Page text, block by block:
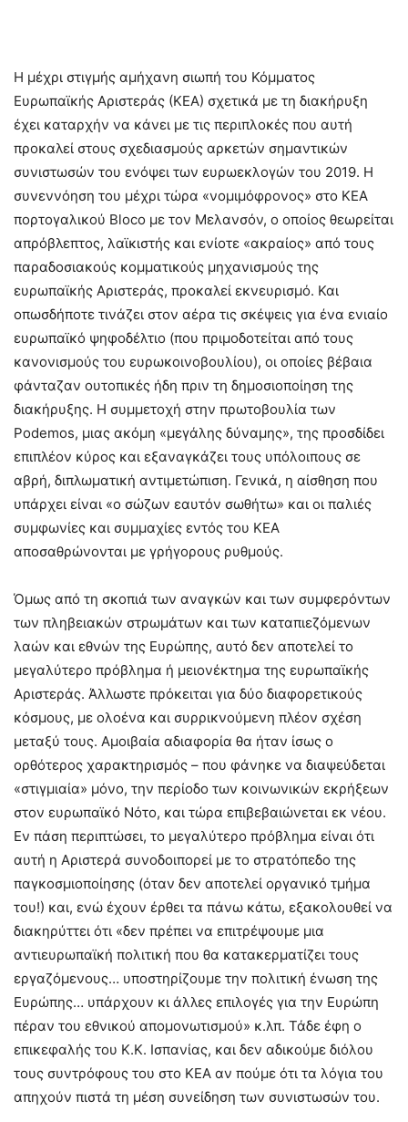
Η μέχρι στιγμής αμήχανη σιωπή του Κόμματος
Ευρωπαϊκής Αριστεράς (ΚΕΑ) σχετικά με τη διακήρυξη
έχει καταρχήν να κάνει με τις περιπλοκές που αυτή
προκαλεί στους σχεδιασμούς αρκετών σημαντικών
συνιστωσών του ενόψει των ευρωεκλογών του 2019. Η
συνεννόηση του μέχρι τώρα «νομιμόφρονος» στο ΚΕΑ
πορτογαλικού Bloco με τον Μελανσόν, ο οποίος θεωρείται
απρόβλεπτος, λαϊκιστής και ενίοτε «ακραίος» από τους
παραδοσιακούς κομματικούς μηχανισμούς της
ευρωπαϊκής Αριστεράς, προκαλεί εκνευρισμό. Και
οπωσδήποτε τινάζει στον αέρα τις σκέψεις για ένα ενιαίο
ευρωπαϊκό ψηφοδέλτιο (που πριμοδοτείται από τους
κανονισμούς του ευρωκοινοβουλίου), οι οποίες βέβαια
φάνταζαν ουτοπικές ήδη πριν τη δημοσιοποίηση της
διακήρυξης. Η συμμετοχή στην πρωτοβουλία των
Podemos, μιας ακόμη «μεγάλης δύναμης», της προσδίδει
επιπλέον κύρος και εξαναγκάζει τους υπόλοιπους σε
αβρή, διπλωματική αντιμετώπιση. Γενικά, η αίσθηση που
υπάρχει είναι «ο σώζων εαυτόν σωθήτω» και οι παλιές
συμφωνίες και συμμαχίες εντός του ΚΕΑ
αποσαθρώνονται με γρήγορους ρυθμούς.
Όμως από τη σκοπιά των αναγκών και των συμφερόντων
των πληβειακών στρωμάτων και των καταπιεζόμενων
λαών και εθνών της Ευρώπης, αυτό δεν αποτελεί το
μεγαλύτερο πρόβλημα ή μειονέκτημα της ευρωπαϊκής
Αριστεράς. Άλλωστε πρόκειται για δύο διαφορετικούς
κόσμους, με ολοένα και συρρικνούμενη πλέον σχέση
μεταξύ τους. Αμοιβαία αδιαφορία θα ήταν ίσως ο
ορθότερος χαρακτηρισμός – που φάνηκε να διαψεύδεται
«στιγμιαία» μόνο, την περίοδο των κοινωνικών εκρήξεων
στον ευρωπαϊκό Νότο, και τώρα επιβεβαιώνεται εκ νέου.
Εν πάση περιπτώσει, το μεγαλύτερο πρόβλημα είναι ότι
αυτή η Αριστερά συνοδοιπορεί με το στρατόπεδο της
παγκοσμιοποίησης (όταν δεν αποτελεί οργανικό τμήμα
του!) και, ενώ έχουν έρθει τα πάνω κάτω, εξακολουθεί να
διακηρύττει ότι «δεν πρέπει να επιτρέψουμε μια
αντιευρωπαϊκή πολιτική που θα κατακερματίζει τους
εργαζόμενους… υποστηρίζουμε την πολιτική ένωση της
Ευρώπης… υπάρχουν κι άλλες επιλογές για την Ευρώπη
πέραν του εθνικού απομονωτισμού» κ.λπ. Τάδε έφη ο
επικεφαλής του Κ.Κ. Ισπανίας, και δεν αδικούμε διόλου
τους συντρόφους του στο ΚΕΑ αν πούμε ότι τα λόγια του
απηχούν πιστά τη μέση συνείδηση των συνιστωσών του.